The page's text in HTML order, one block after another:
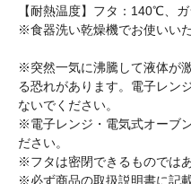
【耐熱温度】フタ：140℃、
※食器洗い乾燥機でお使いいた
※突然一気に沸騰して液体が
る恐れがあります。電子レン
ないでください。
※電子レンジ・電気式オーブ
ださい。
※フタは密閉できるものではあ
※必ず商品の取扱説明書に記